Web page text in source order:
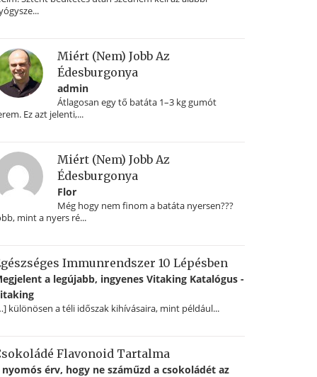
Miért (nem) Jobb Az
Édesburgonya
admin
Átlagosan egy tő batáta 1–3 kg gumót
Ez azt jelenti,...
Miért (nem) Jobb Az
Édesburgonya
Flor
Még hogy nem finom a batáta nyersen???
mint a nyers ré...
Immunrendszer 10 Lépésben
a legújabb, ingyenes Vitaking Katalógus -
különösen a téli időszak kihívásaira, mint például...
Flavonoid Tartalma
nyomós érv, hogy ne száműzd a csokoládét az